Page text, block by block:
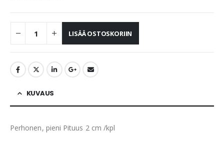
LISÄÄ OSTOSKORIIN
KUVAUS
Perhonen, pieni Pituus 2 cm /kpl